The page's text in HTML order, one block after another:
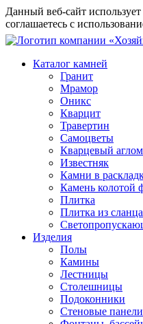
Данный веб-сайт
соглашаетесь с
Каталог камней
Гранит
Мрамор
Оникс
Кварцит
Травертин
Самоцветы
Кварцевый
Известняк
Камни в
Камень колотой
Плитка
Плитка из сланца
Изделия
Полы
Камины
Лестницы
Столешницы
Подоконники
Стеновые панели